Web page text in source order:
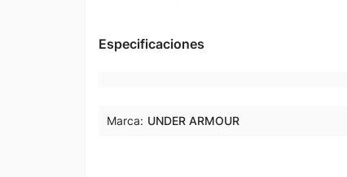
Especificaciones
Marca: UNDER ARMOUR